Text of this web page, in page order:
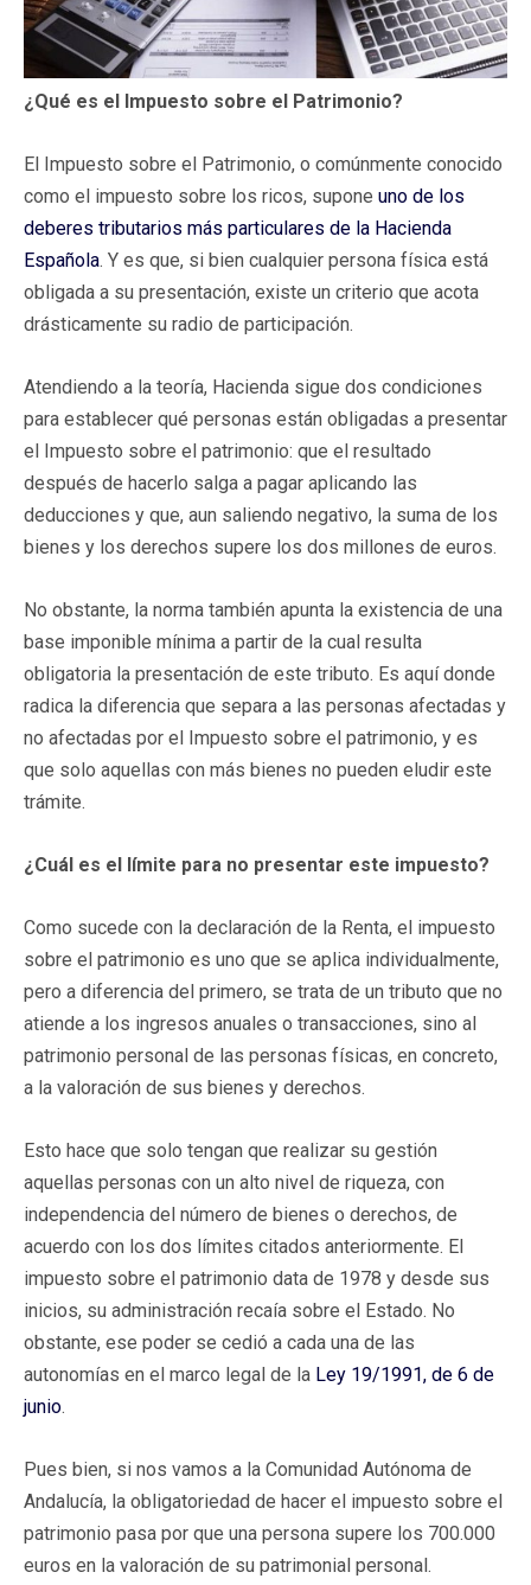
¿Qué es el Impuesto sobre el Patrimonio?
El Impuesto sobre el Patrimonio, o comúnmente conocido
como el impuesto sobre los ricos, supone uno de los
deberes tributarios más particulares de la Hacienda
Española. Y es que, si bien cualquier persona física está
obligada a su presentación, existe un criterio que acota
drásticamente su radio de participación.
Atendiendo a la teoría, Hacienda sigue dos condiciones
para establecer qué personas están obligadas a presentar
el Impuesto sobre el patrimonio: que el resultado
después de hacerlo salga a pagar aplicando las
deducciones y que, aun saliendo negativo, la suma de los
bienes y los derechos supere los dos millones de euros.
No obstante, la norma también apunta la existencia de una
base imponible mínima a partir de la cual resulta
obligatoria la presentación de este tributo. Es aquí donde
radica la diferencia que separa a las personas afectadas y
no afectadas por el Impuesto sobre el patrimonio, y es
que solo aquellas con más bienes no pueden eludir este
trámite.
¿Cuál es el límite para no presentar este impuesto?
Como sucede con la declaración de la Renta, el impuesto
sobre el patrimonio es uno que se aplica individualmente,
pero a diferencia del primero, se trata de un tributo que no
atiende a los ingresos anuales o transacciones, sino al
patrimonio personal de las personas físicas, en concreto,
a la valoración de sus bienes y derechos.
Esto hace que solo tengan que realizar su gestión
aquellas personas con un alto nivel de riqueza, con
independencia del número de bienes o derechos, de
acuerdo con los dos límites citados anteriormente. El
impuesto sobre el patrimonio data de 1978 y desde sus
inicios, su administración recaía sobre el Estado. No
obstante, ese poder se cedió a cada una de las
autonomías en el marco legal de la Ley 19/1991, de 6 de
junio.
Pues bien, si nos vamos a la Comunidad Autónoma de
Andalucía, la obligatoriedad de hacer el impuesto sobre el
patrimonio pasa por que una persona supere los 700.000
euros en la valoración de su patrimonial personal.